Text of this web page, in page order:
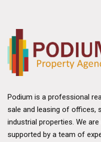
Podium is a professional
sale and leasing of offices,
industrial properties. We
supported by a team of